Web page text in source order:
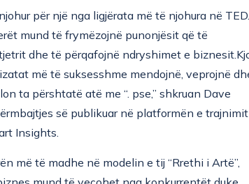
për një nga ligjërata më të njohura në TED.
mund të frymëzojnë punonjësit që të
dhe të përqafojnë ndryshimet e biznesit.Kjo
më të suksesshme mendojnë, veprojnë dhe
ta përshtatë atë me “. pse,” shkruan Dave
së publikuar në platformën e trajnimit
Insights.
më të madhe në modelin e tij “Rrethi i Artë”,